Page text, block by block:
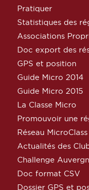
Pratiquer
Statistiques des
Associations
Doc export des
GPS et position
Guide Micro 2014
Guide Micro 2015
La Classe Micro
Promouvoir une
Réseau MicroClass
Actualités des
Challenge
Doc format CSV
Dossier GPS et